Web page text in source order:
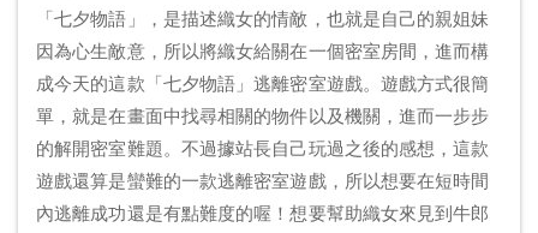
「七夕物語」，是描述織女的情敵，也就是自己的親姐妹
因為心生敵意，所以將織女給關在一個密室房間，進而構
成今天的這款「七夕物語」逃離密室遊戲。遊戲方式很簡
單，就是在畫面中找尋相關的物件以及機關，進而一步步
的解開密室難題。不過據站長自己玩過之後的感想，這款
遊戲還算是蠻難的一款逃離密室遊戲，所以想要在短時間
內逃離成功還是有點難度的喔！想要幫助織女來見到牛郎